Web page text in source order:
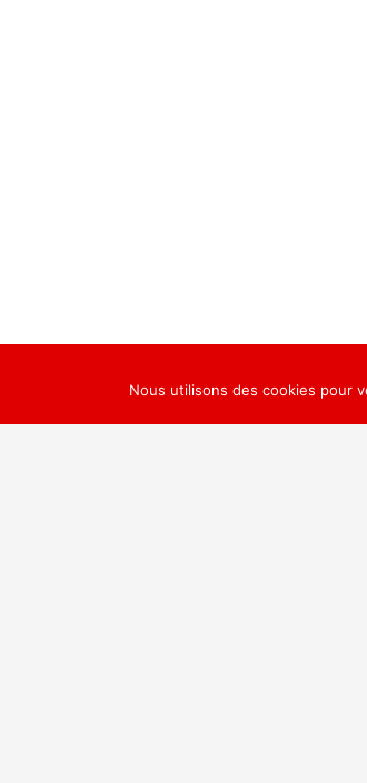
Nous utilisons des cookies pour